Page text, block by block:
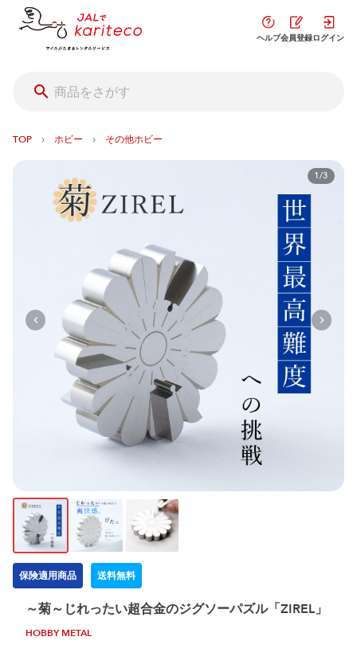
ヘルプ会員登録ログイン
TOP › ホビー › その他ホビー
1/3
保険適用商品 送料無料
～菊～じれったい超合金のジグソーパズル「ZIREL」
HOBBY METAL